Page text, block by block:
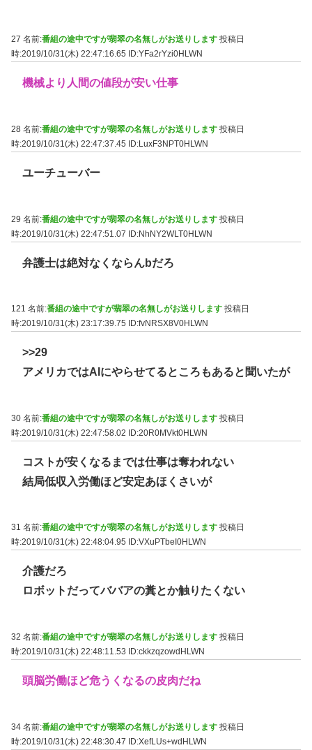
27 名前:番組の途中ですが翡翠の名無しがお送りします 投稿日
時:2019/10/31(木) 22:47:16.65
ID:YFa2rYzi0HLWN
機械より人間の値段が安い仕事
28 名前:番組の途中ですが翡翠の名無しがお送りします 投稿日
時:2019/10/31(木) 22:47:37.45
ID:LuxF3NPT0HLWN
ユーチューバー
29 名前:番組の途中ですが翡翠の名無しがお送りします 投稿日
時:2019/10/31(木) 22:47:51.07 ID:NhNY2WLT0HLWN
弁護士は絶対なくならんbだろ
121 名前:番組の途中ですが翡翠の名無しがお送りします 投稿日
時:2019/10/31(木) 23:17:39.75
ID:fvNRSX8V0HLWN
>>29
アメリカではAIにやらせてるところもあると聞いたが
30 名前:番組の途中ですが翡翠の名無しがお送りします 投稿日
時:2019/10/31(木) 22:47:58.02 ID:20R0MVkt0HLWN
コストが安くなるまでは仕事は奪われない
結局低収入労働ほど安定あほくさいが
31 名前:番組の途中ですが翡翠の名無しがお送りします 投稿日
時:2019/10/31(木) 22:48:04.95
ID:VXuPTbeI0HLWN
介護だろ
ロボットだってババアの糞とか触りたくない
32 名前:番組の途中ですが翡翠の名無しがお送りします 投稿日
時:2019/10/31(木) 22:48:11.53
ID:ckkzqzowdHLWN
頭脳労働ほど危うくなるの皮肉だね
34 名前:番組の途中ですが翡翠の名無しがお送りします 投稿日
時:2019/10/31(木) 22:48:30.47 ID:XefLUs+wdHLWN